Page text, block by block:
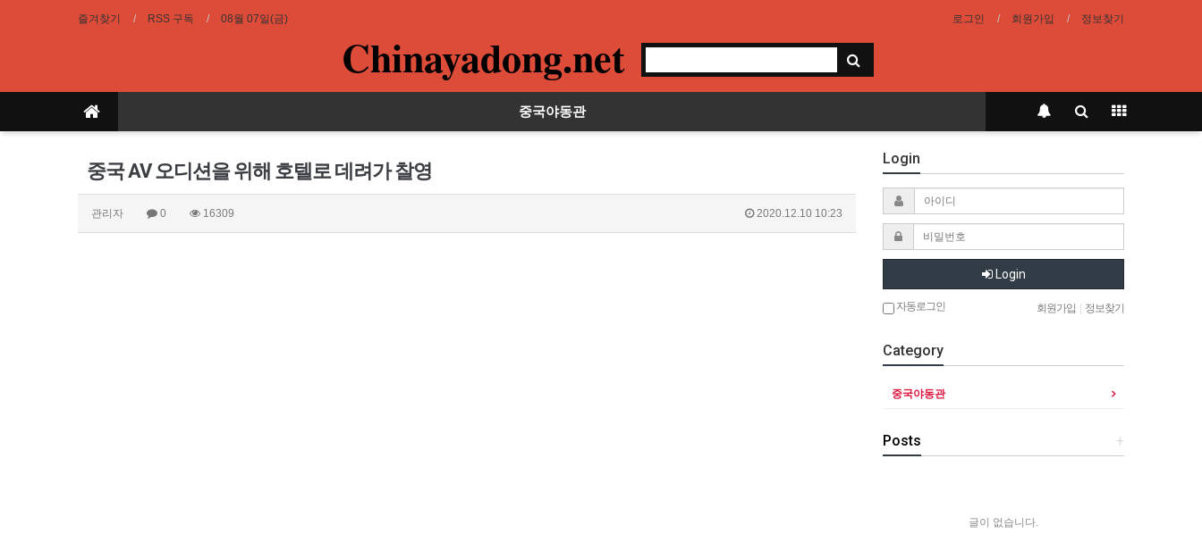
즐겨찾기 RSS 구독 08월 07일(금) 로그인 회원가입 정보찾기
Chinayadong.net
중국야동관
중국 AV 오디션을 위해 호텔로 데려가 찰영
관리자 0 16309 2020.12.10 10:23
Login
Login
자동로그인 회원가입 정보찾기
Category
중국야동관
+
Posts
글이 없습니다.